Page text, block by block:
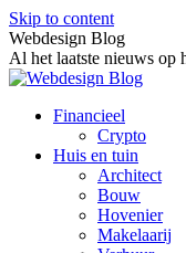
Skip to content
Webdesign Blog
Al het laatste nieuws op
Financieel
Crypto
Huis en tuin
Architect
Bouw
Hovenier
Makelaarij